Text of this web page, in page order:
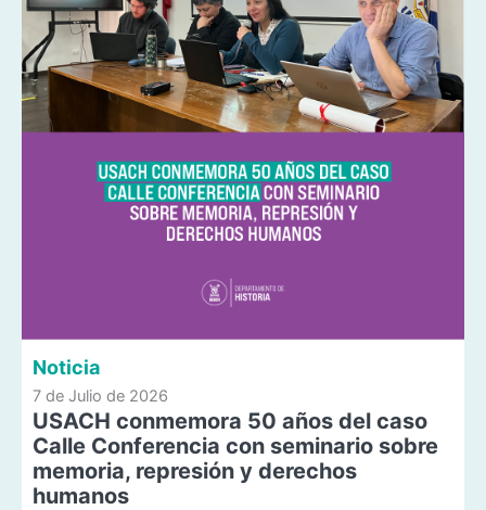
Noticia
7 de Julio de 2026
USACH conmemora 50 años del caso
Calle Conferencia con seminario sobre
memoria, represión y derechos
humanos